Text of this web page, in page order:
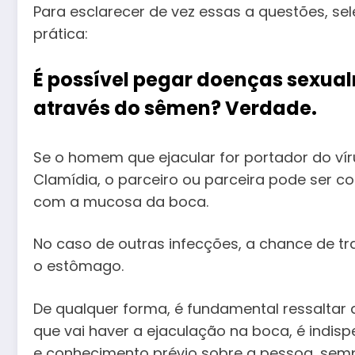
Para esclarecer de vez essas a questões,
prática:
É possível pegar doenças
através do sêmen?Verdade.
Se o homem que ejacular for portador do
Clamídia, o parceiro ou parceira pode ser
com a mucosa da boca.
No caso de outras infecções, a chance de
o estômago.
De qualquer forma, é fundamental
que vai haver a ejaculação na boca, é